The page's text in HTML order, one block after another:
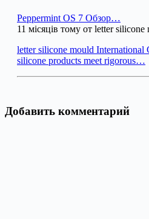
Peppermint OS 7 Обзор…
11 місяців тому от letter silicone
letter silicone mould
silicone products meet rigorous…
Добавить комментарий